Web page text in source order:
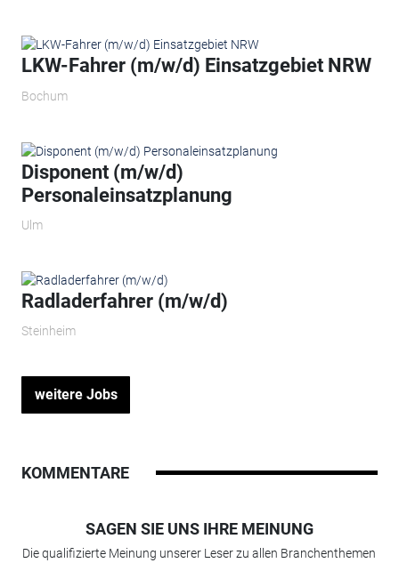
LKW-Fahrer (m/w/d) Einsatzgebiet NRW
Bochum
Disponent (m/w/d)
Personaleinsatzplanung
Ulm
Radladerfahrer (m/w/d)
Steinheim
weitere Jobs
KOMMENTARE
SAGEN SIE UNS IHRE MEINUNG
Die qualifizierte Meinung unserer Leser zu allen Branchenthemen